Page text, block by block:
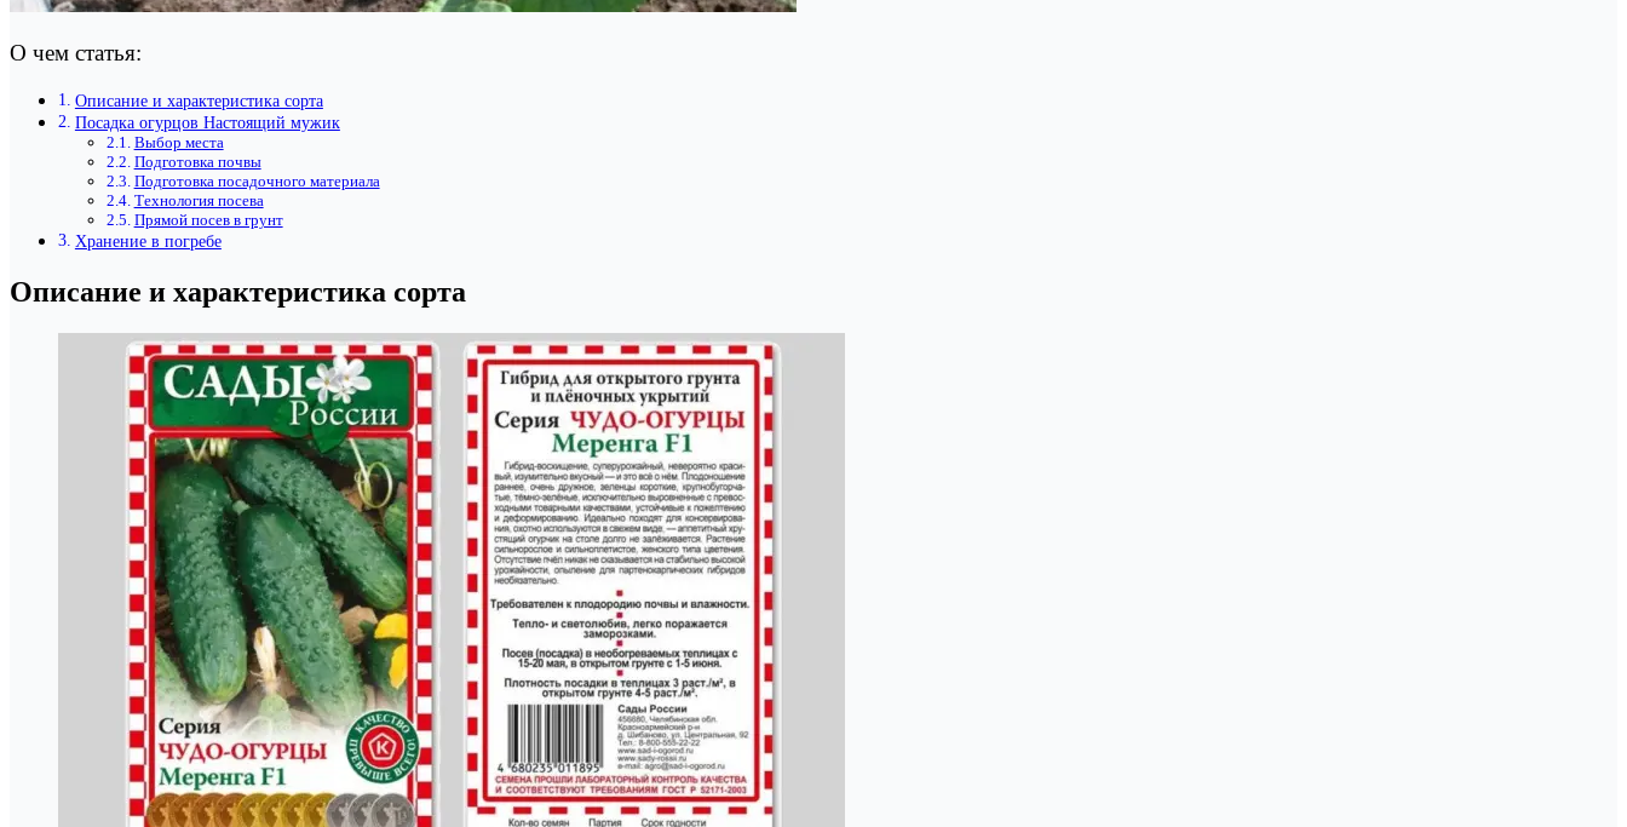
О чем статья:
Описание и характеристика сорта
Посадка огурцов Настоящий мужик
Выбор места
Подготовка почвы
Подготовка посадочного материала
Технология посева
Прямой посев в грунт
Хранение в погребе
Описание и характеристика сорта